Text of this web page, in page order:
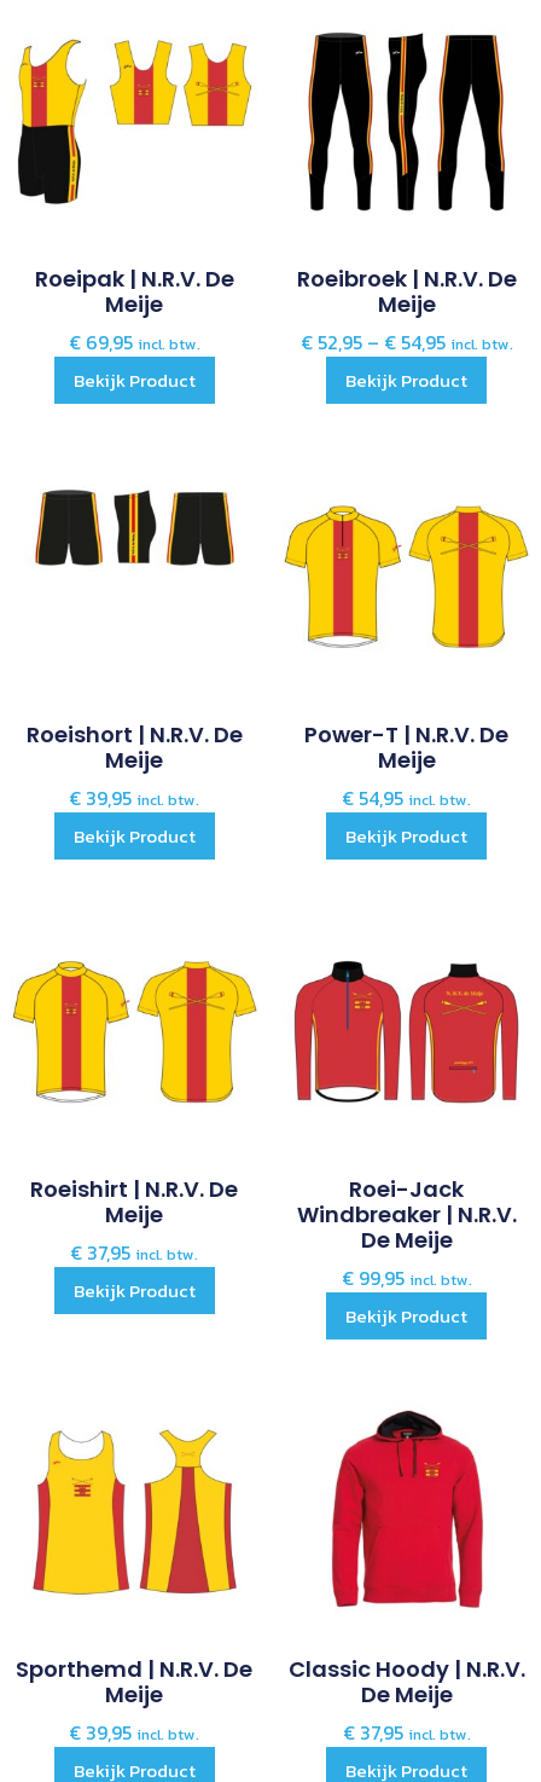
Roeipak | N.R.V. De
Meije
€69,95 incl. btw.
Bekijk Product
Roeibroek | N.R.V. De
Meije
€52,95– €54,95 incl. btw.
Bekijk Product
Roeishort | N.R.V. De
Meije
€ 39,95 incl. btw.
Bekijk Product
Power-T | N.R.V. De
Meije
€ 54,95 incl. btw.
Bekijk Product
Roeishirt | N.R.V. De
Meije
€ 37,95 incl. btw.
Bekijk Product
Roei-Jack
Windbreaker | N.R.V.
De Meije
€99,95 incl. btw.
Bekijk Product
Sporthemd | N.R.V. De
Meije
€ 39,95 incl. btw.
Bekijk Product
Classic Hoody | N.R.V.
De Meije
€37,95 incl. btw.
Bekijk Product